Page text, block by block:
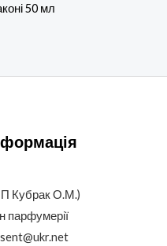
50 мл
Кубрак О.М.)
парфумерії